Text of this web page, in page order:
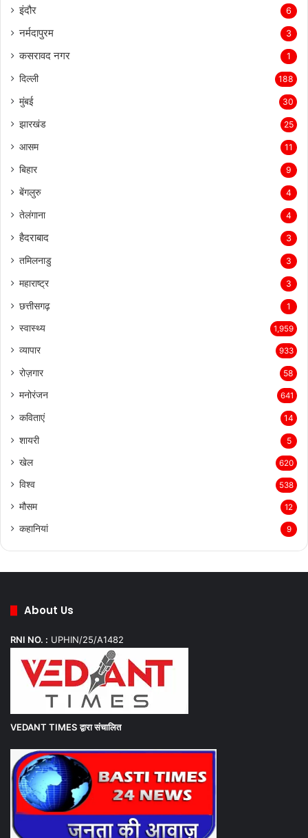
इंदौर 6
नर्मदापुरम 3
कसरावद नगर 1
दिल्ली 188
मुंबई 30
झारखंड 25
आसम 11
बिहार 9
बेंगलुरु 4
तेलंगाना 4
हैदराबाद 3
तमिलनाडु 3
महाराष्ट्र 3
छत्तीसगढ़ 1
स्वास्थ्य 1,959
व्यापार 933
रोज़गार 58
मनोरंजन 641
कविताएं 14
शायरी 5
खेल 620
विश्व 538
मौसम 12
कहानियां 9
About Us
RNI NO. : UPHIN/25/A1482
VEDANT TIMES द्वारा संचालित